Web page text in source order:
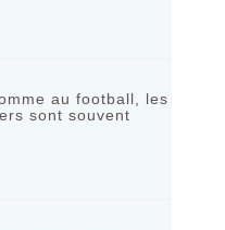
au football, les
sont souvent